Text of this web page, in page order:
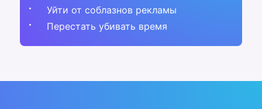
Уйти от соблазнов рекламы
Перестать убивать время